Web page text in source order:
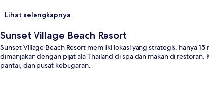
Lihat selengkapnya
Sunset Village Beach Resort
Sunset Village Beach Resort memiliki lokasi yang strategis, hanya
dimanjakan dengan pijat ala Thailand di spa dan makan di
pantai, dan pusat kebugaran.